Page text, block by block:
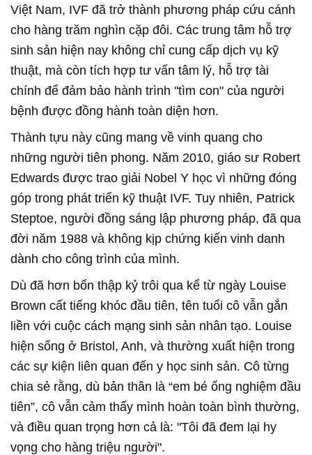
Việt Nam, IVF đã trở thành phương pháp cứu cánh
cho hàng trăm nghìn cặp đôi. Các trung tâm hỗ trợ
sinh sản hiện nay không chỉ cung cấp dịch vụ kỹ
thuật, mà còn tích hợp tư vấn tâm lý, hỗ trợ tài
chính để đảm bảo hành trình "tìm con" của người
bệnh được đồng hành toàn diện hơn.
Thành tựu này cũng mang về vinh quang cho
những người tiên phong. Năm 2010, giáo sư Robert
Edwards được trao giải Nobel Y học vì những đóng
góp trong phát triển kỹ thuật IVF. Tuy nhiên, Patrick
Steptoe, người đồng sáng lập phương pháp, đã qua
đời năm 1988 và không kịp chứng kiến vinh danh
dành cho công trình của mình.
Dù đã hơn bốn thập kỷ trôi qua kể từ ngày Louise
Brown cất tiếng khóc đầu tiên, tên tuổi cô vẫn gắn
liền với cuộc cách mạng sinh sản nhân tạo. Louise
hiện sống ở Bristol, Anh, và thường xuất hiện trong
các sự kiện liên quan đến y học sinh sản. Cô từng
chia sẻ rằng, dù bản thân là “em bé ống nghiệm đầu
tiên”, cô vẫn cảm thấy mình hoàn toàn bình thường,
và điều quan trọng hơn cả là: "Tôi đã đem lại hy
vọng cho hàng triệu người".